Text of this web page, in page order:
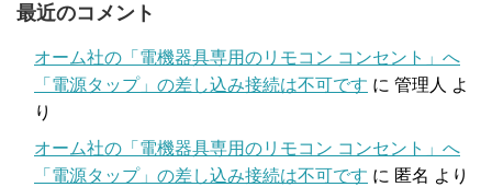
最近のコメント
オーム社の「電機器具専用のリモコン コンセント」へ
「電源タップ」の差し込み接続は不可です に 管理人 よ
り
オーム社の「電機器具専用のリモコン コンセント」へ
「電源タップ」の差し込み接続は不可です に 匿名 より